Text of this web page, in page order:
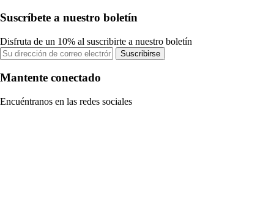
Suscríbete a nuestro boletín
Disfruta de un 10% al suscribirte a nuestro boletín
Suscribirse
Mantente conectado
Encuéntranos en las redes sociales